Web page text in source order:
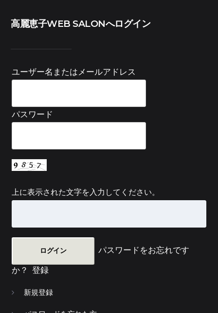
高麗恵子WEB SALONへログイン
ユーザー名またはメールアドレス
パスワード
上に表示された文字を入力してください。
パスワードをお忘れです
か？ 登録
新規登録